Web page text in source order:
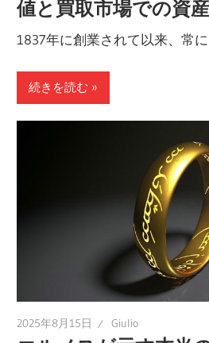
値と買取市場での資
1837年に創業されて以来、常
続きを読む
2025年8月15日 Giulio